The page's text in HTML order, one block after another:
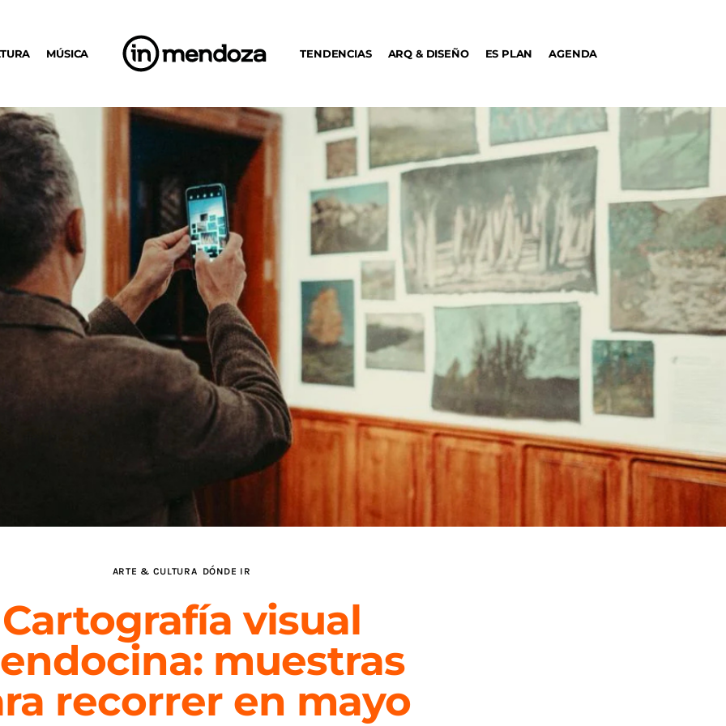
MÚSICA TENDENCIAS ARQ & DISEÑO ES PLAN AGENDA
ARTE & CULTURA DÓNDE IR
Cartografía visual
muestras
recorrer en mayo